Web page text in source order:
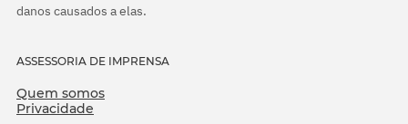
danos causados a elas.
ASSESSORIA DE IMPRENSA
Quem somos
Privacidade